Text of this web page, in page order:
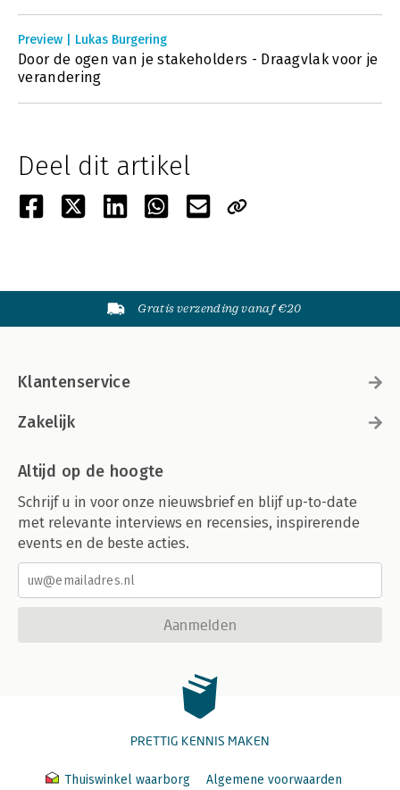
Preview | Lukas Burgering
Door de ogen van je stakeholders - Draagvlak voor je
verandering
Deel dit artikel
Gratis verzending vanaf €20
Klantenservice
Zakelijk
Altijd op de hoogte
Schrijf u in voor onze nieuwsbrief en blijf up-to-date
met relevante interviews en recensies, inspirerende
events en de beste acties.
Aanmelden
PRETTIG KENNIS MAKEN
Thuiswinkel waarborg Algemene voorwaarden